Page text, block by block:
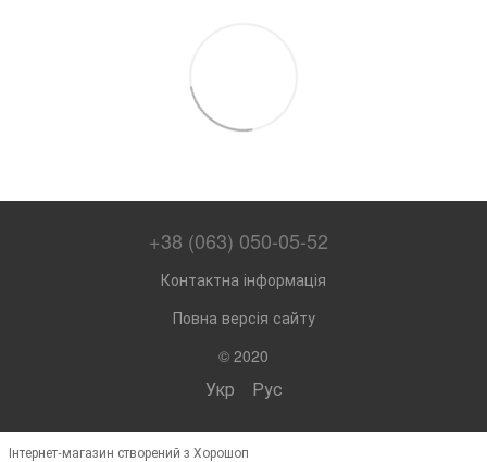
+38 (063) 050-05-52
Контактна інформація
Повна версія сайту
© 2020
Укр Рус
Інтернет-магазин створений з Хорошоп